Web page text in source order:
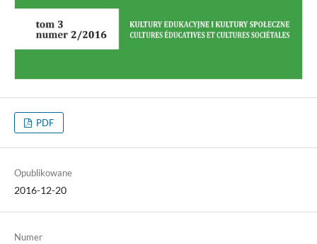
PDF
Opublikowane
2016-12-20
Numer